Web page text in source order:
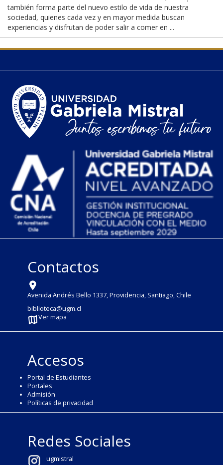
también forma parte del nuevo estilo de vida de nuestra
sociedad, quienes cada vez y en mayor medida buscan
experiencias y disfrutan de poder salir a comer en ...
Contactos
Avenida Andrés Bello 1337, Providencia, Santiago, Chile
biblioteca@ugm.cl
Ver mapa
Accesos
Portal de Estudiantes
Portales
Admisión
Políticas de privacidad
Redes Sociales
ugmistral